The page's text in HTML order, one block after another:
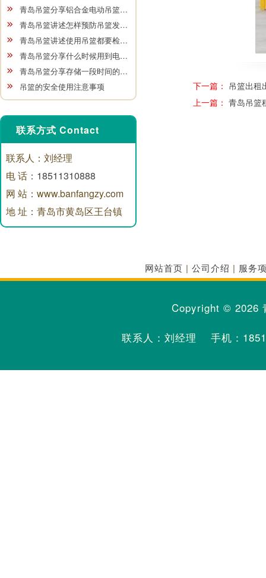
青岛吊篮分享铝合金电动吊篮…
青岛吊篮讲述怎样预防吊篮发…
青岛吊篮讲述使用吊篮都要检…
青岛吊篮分享什么时候用到电…
青岛吊篮分享存储一段时间的…
吊篮的安全使用注意事项
联系方式 Contact
联系人：刘经理
电 话： 18511310888
网 站：www.banfangzy.com
地 址：青岛市黄岛区王台镇
下一篇： 吊篮出租
上一篇： 青岛吊篮
网站首页 | 公司介绍 | 服务
Copyright © 2026
联系人：刘经理 手机：